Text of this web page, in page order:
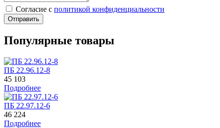
Cогласие с политикой конфиденциальности
Отправить
Популярные товары
ПБ 22.96.12-8
45 103
Подробнее
ПБ 22.97.12-6
46 224
Подробнее